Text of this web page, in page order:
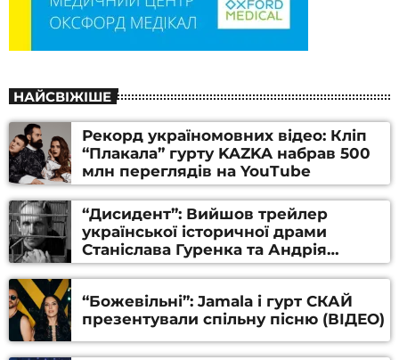
НАЙСВІЖІШЕ
Рекорд україномовних відео: Кліп
“Плакала” гурту KAZKA набрав 500
млн переглядів на YouTube
“Дисидент”: Вийшов трейлер
української історичної драми
Станіслава Гуренка та Андрія
Алфьорова (ВІДЕО)
“Божевільні”: Jamala і гурт СКАЙ
презентували спільну пісню (ВІДЕО)